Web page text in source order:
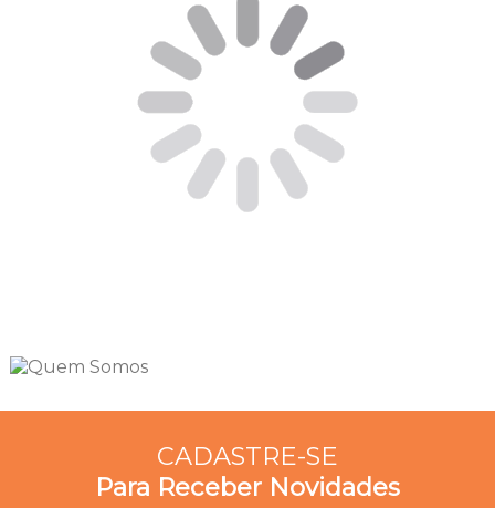
CADASTRE-SE
Para Receber Novidades